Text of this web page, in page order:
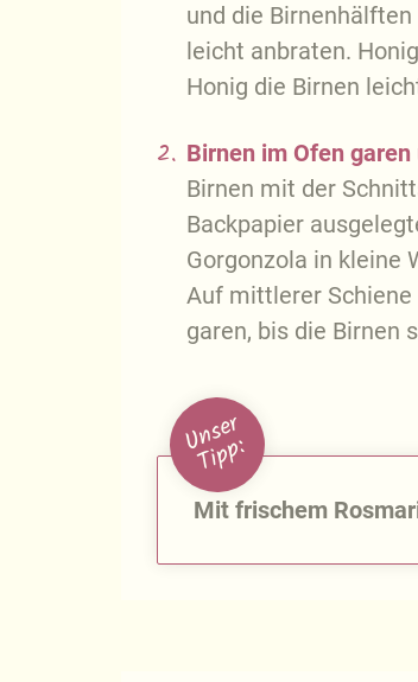
und die
leicht anbraten.
Honig die Birnen
2. Birnen im Ofen
Birnen mit der
Backpapier
Gorgonzola in kleine
Auf mittlerer Schiene
garen, bis die Birnen
U
n
s
e
r
T
i
p
p
:
Mit frischem